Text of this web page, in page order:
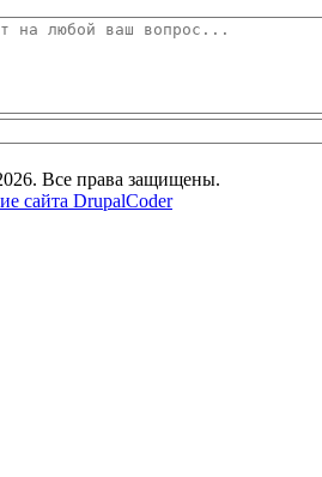
Все права защищены.
сайта DrupalCoder